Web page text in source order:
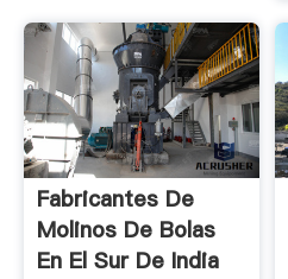
Fabricantes De
Molinos De Bolas
En El Sur De India